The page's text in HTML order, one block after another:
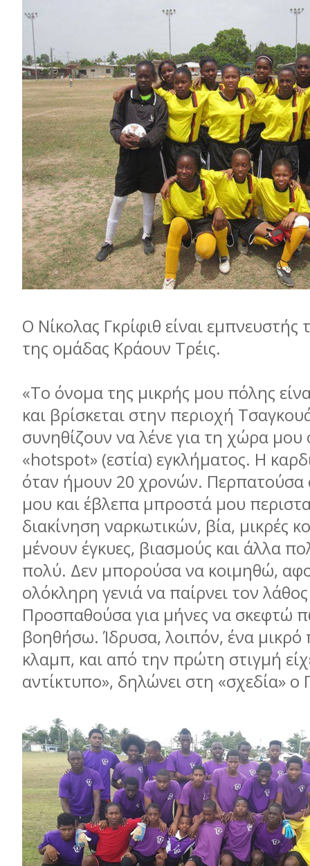
Ο Νίκολας Γκρίφιθ είναι εμπνευστής
της ομάδας Κράουν Τρέις.
«Το όνομα της μικρής μου πόλης
και βρίσκεται στην περιοχή
συνηθίζουν να λένε για τη χώρα μου
«hotspot» (εστία) εγκλήματος. Η
όταν ήμουν 20 χρονών. Περπατούσα
μου και έβλεπα μπροστά μου
διακίνηση ναρκωτικών, βία, μικρές
μένουν έγκυες, βιασμούς και άλλα
πολύ. Δεν μπορούσα να κοιμηθώ,
ολόκληρη γενιά να παίρνει τον
Προσπαθούσα για μήνες να σκεφτώ
βοηθήσω. Ίδρυσα, λοιπόν, ένα μικρό
κλαμπ, και από την πρώτη στιγμή
αντίκτυπο», δηλώνει στη «σχεδία» ο